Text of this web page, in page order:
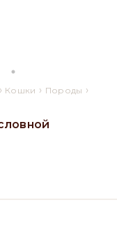
› Кошки › Породы ›